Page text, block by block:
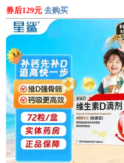
券后129元 去购买